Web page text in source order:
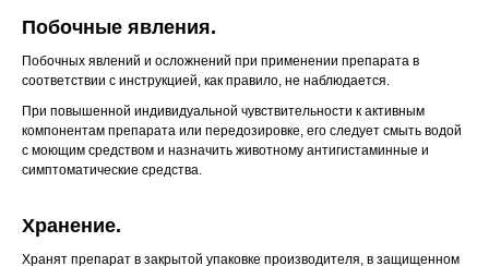
Побочные явления.
Побочных явлений и осложнений при применении препарата в
соответствии с инструкцией, как правило, не наблюдается.
При повышенной индивидуальной чувствительности к активным
компонентам препарата или передозировке, его следует смыть водой
с моющим средством и назначить животному антигистаминные и
симптоматические средства.
Хранение.
Хранят препарат в закрытой упаковке производителя, в защищенном